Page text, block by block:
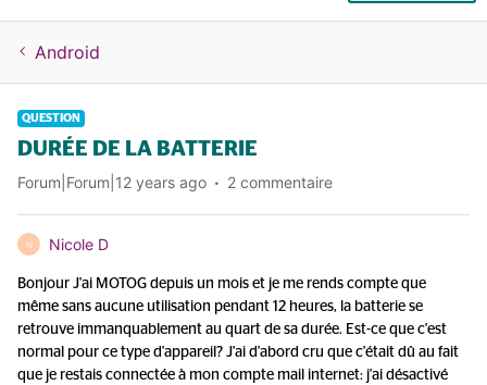
Android
QUESTION
DURÉE DE LA BATTERIE
Forum|Forum|12 years ago 2 commentaire
N Nicole D
Bonjour J'ai MOTOG depuis un mois et je me rends compte que
même sans aucune utilisation pendant 12 heures, la batterie se
retrouve immanquablement au quart de sa durée. Est-ce que c'est
normal pour ce type d'appareil? J'ai d'abord cru que c'était dû au fait
que je restais connectée à mon compte mail internet: j'ai désactivé